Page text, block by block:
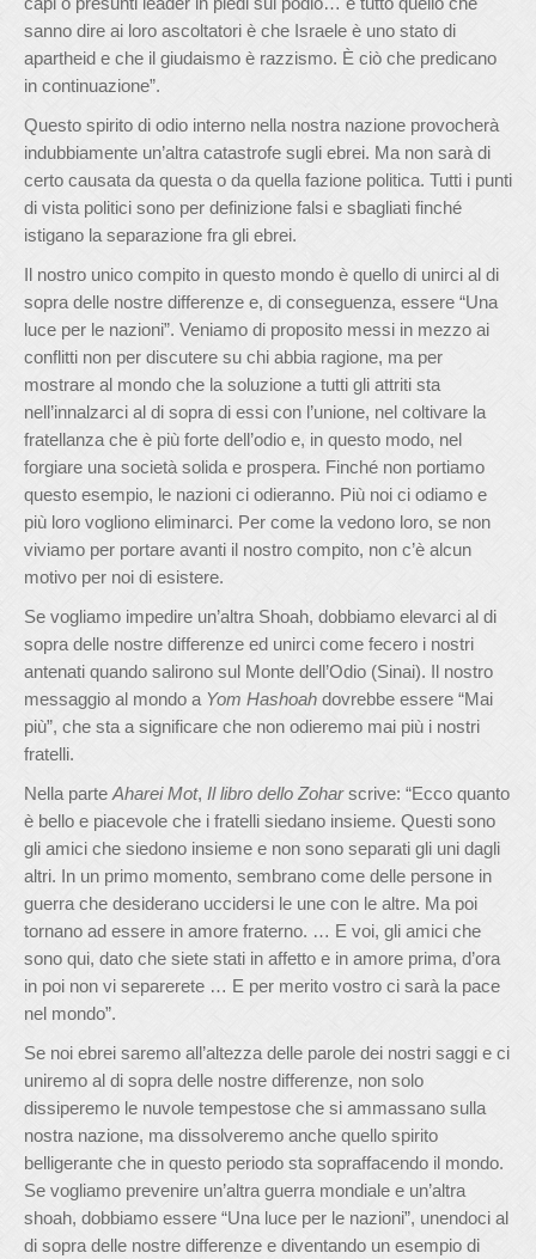
sanno dire ai loro ascoltatori è che Israele è uno stato di
apartheid e che il giudaismo è razzismo. È ciò che predicano
in continuazione”.
Questo spirito di odio interno nella nostra nazione provocherà
indubbiamente un’altra catastrofe sugli ebrei. Ma non sarà di
certo causata da questa o da quella fazione politica. Tutti i punti
di vista politici sono per definizione falsi e sbagliati finché
istigano la separazione fra gli ebrei.
Il nostro unico compito in questo mondo è quello di unirci al di
sopra delle nostre differenze e, di conseguenza, essere “Una
luce per le nazioni”. Veniamo di proposito messi in mezzo ai
conflitti non per discutere su chi abbia ragione, ma per
mostrare al mondo che la soluzione a tutti gli attriti sta
nell’innalzarci al di sopra di essi con l’unione, nel coltivare la
fratellanza che è più forte dell’odio e, in questo modo, nel
forgiare una società solida e prospera. Finché non portiamo
questo esempio, le nazioni ci odieranno. Più noi ci odiamo e
più loro vogliono eliminarci. Per come la vedono loro, se non
viviamo per portare avanti il nostro compito, non c’è alcun
motivo per noi di esistere.
Se vogliamo impedire un’altra Shoah, dobbiamo elevarci al di
sopra delle nostre differenze ed unirci come fecero i nostri
antenati quando salirono sul Monte dell’Odio (Sinai). Il nostro
messaggio al mondo a Yom Hashoah dovrebbe essere “Mai
più”, che sta a significare che non odieremo mai più i nostri
fratelli.
Nella parte Aharei Mot, Il libro dello Zoharscrive: “Ecco quanto
è bello e piacevole che i fratelli siedano insieme. Questi sono
gli amici che siedono insieme e non sono separati gli uni dagli
altri. In un primo momento, sembrano come delle persone in
guerra che desiderano uccidersi le une con le altre. Ma poi
tornano ad essere in amore fraterno. … E voi, gli amici che
sono qui, dato che siete stati in affetto e in amore prima, d’ora
in poi non vi separerete … E per merito vostro ci sarà la pace
nel mondo”.
Se noi ebrei saremo all’altezza delle parole dei nostri saggi e ci
uniremo al di sopra delle nostre differenze, non solo
dissiperemo le nuvole tempestose che si ammassano sulla
nostra nazione, ma dissolveremo anche quello spirito
belligerante che in questo periodo sta sopraffacendo il mondo.
Se vogliamo prevenire un’altra guerra mondiale e un’altra
shoah, dobbiamo essere “Una luce per le nazioni”, unendoci al
di sopra delle nostre differenze e diventando un esempio di